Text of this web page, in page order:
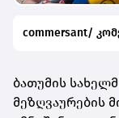
commersant/
ბათუმის
მეზღვაურების